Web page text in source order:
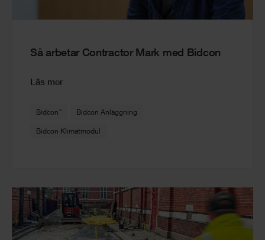
Så arbetar Contractor Mark med Bidcon
Läs mer
Bidcon Bidcon Anläggning
Bidcon Klimatmodul